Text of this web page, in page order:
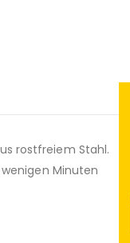
rostfreiem Stahl.
Minuten